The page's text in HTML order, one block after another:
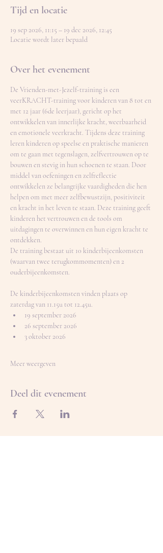
Tijd en locatie
19 sep 2026, 11:15 – 19 dec 2026, 12:45
Locatie wordt later bepaald
Over het evenement
De Vrienden-met-Jezelf-training is een
veerKRACHT-training voor kinderen van 8 tot en
met 12 jaar (6de leerjaar), gericht op het
ontwikkelen van innerlijke kracht, weerbaarheid
en emotionele veerkracht. Tijdens deze training
leren kinderen op speelse en praktische manieren
om te gaan met tegenslagen, zelfvertrouwen op te
bouwen en stevig in hun schoenen te staan. Door
middel van oefeningen en zelfreflectie
ontwikkelen ze belangrijke vaardigheden die hen
helpen om met meer zelfbewustzijn, positiviteit
en kracht in het leven te staan. Deze training geeft
kinderen het vertrouwen en de tools om
uitdagingen te overwinnen en hun eigen kracht te
ontdekken.
De training bestaat uit 10 kinderbijeenkomsten
(waarvan twee terugkommomenten) en 2
ouderbijeenkomsten.
De kinderbijeenkomsten vinden plaats op
zaterdag van 11.15u tot 12.45u.
19 september 2026
26 september 2026
3 oktober 2026
Meer weergeven
Deel dit evenement